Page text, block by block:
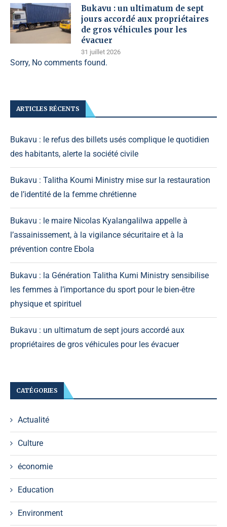
Bukavu : un ultimatum de sept
jours accordé aux propriétaires
de gros véhicules pour les
évacuer
31 juillet 2026
Sorry, No comments found.
ARTICLES RÉCENTS
Bukavu : le refus des billets usés complique le quotidien
des habitants, alerte la société civile
Bukavu : Talitha Koumi Ministry mise sur la restauration
de l’identité de la femme chrétienne
Bukavu : le maire Nicolas Kyalangalilwa appelle à
l’assainissement, à la vigilance sécuritaire et à la
prévention contre Ebola
Bukavu : la Génération Talitha Kumi Ministry sensibilise
les femmes à l’importance du sport pour le bien-être
physique et spirituel
Bukavu : un ultimatum de sept jours accordé aux
propriétaires de gros véhicules pour les évacuer
CATÉGORIES
Actualité
Culture
économie
Education
Environment